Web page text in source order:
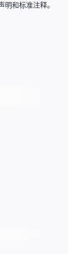
和标准注释。